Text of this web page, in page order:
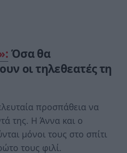
Όσα θα
οι τηλεθεατές τη
προσπάθεια να
της. Η Άννα και ο
μόνοι τους στο σπίτι
τους φιλί.